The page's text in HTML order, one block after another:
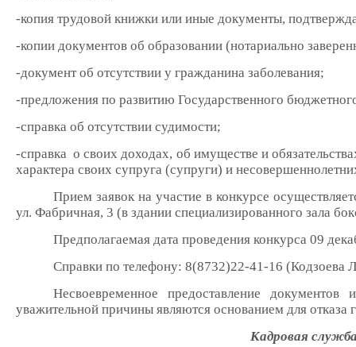
-копия трудовой книжки или иные документы,
-копии документов об образовании (нотариально
-документ об отсутствии у гражданина заболевания;
-предложения по развитию Государственного
-справка об отсутствии судимости;
-справка о своих доходах, об имуществе и
характера своих супруга (супруги) и
Прием заявок на участие в конкурсе
ул. Фабричная, 3 (в здании специализированного зала
Предполагаемая дата проведения конкурса 09
Справки по телефону: 8(8732)22-41-16 (Кодзоева
Несвоевременное предоставление
уважительной причины являются основанием для отказа
Кадровая